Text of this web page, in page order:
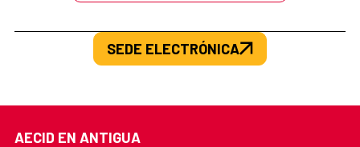
SEDE ELECTRÓNICA
AECID EN ANTIGUA